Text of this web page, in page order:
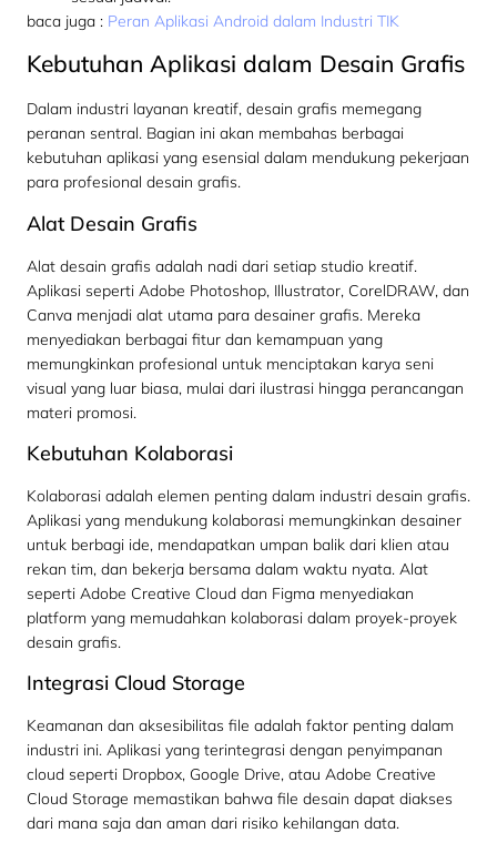
baca juga : Peran Aplikasi Android dalam Industri TIK
Kebutuhan Aplikasi dalam Desain Grafis
Dalam industri layanan kreatif, desain grafis memegang
peranan sentral. Bagian ini akan membahas berbagai
kebutuhan aplikasi yang esensial dalam mendukung pekerjaan
para profesional desain grafis.
Alat Desain Grafis
Alat desain grafis adalah nadi dari setiap studio kreatif.
Aplikasi seperti Adobe Photoshop, Illustrator, CorelDRAW, dan
Canva menjadi alat utama para desainer grafis. Mereka
menyediakan berbagai fitur dan kemampuan yang
memungkinkan profesional untuk menciptakan karya seni
visual yang luar biasa, mulai dari ilustrasi hingga perancangan
materi promosi.
Kebutuhan Kolaborasi
Kolaborasi adalah elemen penting dalam industri desain grafis.
Aplikasi yang mendukung kolaborasi memungkinkan desainer
untuk berbagi ide, mendapatkan umpan balik dari klien atau
rekan tim, dan bekerja bersama dalam waktu nyata. Alat
seperti Adobe Creative Cloud dan Figma menyediakan
platform yang memudahkan kolaborasi dalam proyek-proyek
desain grafis.
Integrasi Cloud Storage
Keamanan dan aksesibilitas file adalah faktor penting dalam
industri ini. Aplikasi yang terintegrasi dengan penyimpanan
cloud seperti Dropbox, Google Drive, atau Adobe Creative
Cloud Storage memastikan bahwa file desain dapat diakses
dari mana saja dan aman dari risiko kehilangan data.